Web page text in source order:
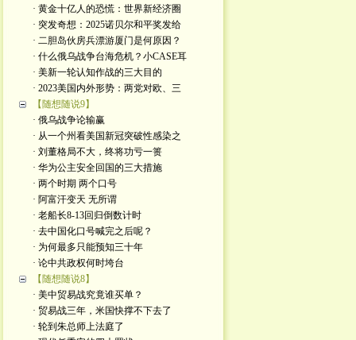
· 黄金十亿人的恐慌：世界新经济圈
· 突发奇想：2025诺贝尔和平奖发给
· 二胆岛伙房兵漂游厦门是何原因？
· 什么俄乌战争台海危机？小CASE耳
· 美新一轮认知作战的三大目的
· 2023美国内外形势：两党对欧、三
【随想随说9】
· 俄乌战争论输赢
· 从一个州看美国新冠突破性感染之
· 刘董格局不大，终将功亏一篑
· 华为公主安全回国的三大措施
· 两个时期 两个口号
· 阿富汗变天 无所谓
· 老船长8-13回归倒数计时
· 去中国化口号喊完之后呢？
· 为何最多只能预知三十年
· 论中共政权何时垮台
【随想随说8】
· 美中贸易战究竟谁买单？
· 贸易战三年，米国快撑不下去了
· 轮到朱总师上法庭了